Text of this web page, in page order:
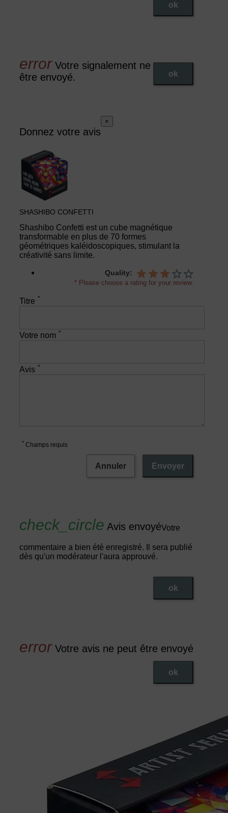
ok
Votre signalement ne peut pas
être envoyé.
ok
Donnez votre avis
×
SHASHIBO CONFETTI
Shashibo Confetti est un cube magnétique
transformable en plus de 70 formes
géométriques kaléidoscopiques, stimulant la
créativité sans limite.
Quality:
* Please choose a rating for your review.
Titre *
Votre nom *
Avis *
* Champs requis
Annuler Envoyer
Avis envoyéVotre
commentaire a bien été enregistré. Il sera publié
dès qu'un modérateur l'aura approuvé.
ok
Votre avis ne peut être envoyé
ok